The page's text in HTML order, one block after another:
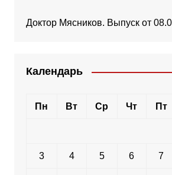
Доктор Мясников. Выпуск от
Календарь
Пн Вт Ср Чт Пт
3 4 5 6 7